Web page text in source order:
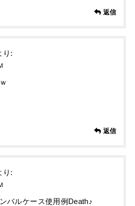
返信
り:
返信
り:
バルケース使用例Death♪